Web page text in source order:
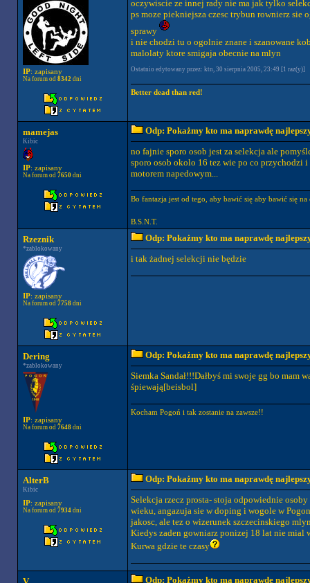
IP: zapisany
Na forum od 8342dni
oczywiscie ze innej rady nie ma jak tylko
ps moze piekniejsza czesc trybun rownierz sie
sprawy
i nie chodzi tu o ogolnie znane i szanowane
malolaty ktore smigaja obecnie na mlyn
Ostatnio edytowany przez: ktn, 30 sierpnia 2005, 23:49 [1 raz(y)]
Better dead than red!
mamejas
Kibic
IP: zapisany
Na forum od 7650dni
Odp: Pokażmy kto ma naprawdę
no fajnie sporo osob jest za selekcja ale
sporo osob okolo 16 tez wie po co przychodzi
motorem napedowym...
Bo fantazja jest od tego, aby bawić się aby bawić się na
B.S.N.T.
Rzeznik
*zablokowany
IP: zapisany
Na forum od 7758dni
Odp: Pokażmy kto ma naprawdę
i tak żadnej selekcji nie będzie
Dering
*zablokowany
IP: zapisany
Na forum od 7648dni
Odp: Pokażmy kto ma naprawdę
Siemka Sandał!!!Dałbyś mi swoje gg bo
śpiewają[beisbol]
Kocham Pogoń i tak zostanie na zawsze!!
AlterB
Kibic
IP: zapisany
Na forum od 7934dni
Odp: Pokażmy kto ma naprawdę
Selekcja rzecz prosta- stoja odpowiednie
wieku, angazuja sie w doping i wogole w
jakosc, ale tez o wizerunek szczecinskiego
Kiedys zaden gowniarz ponizej 18 lat nie mial
Kurwa gdzie te czasy
Odp: Pokażmy kto ma naprawdę